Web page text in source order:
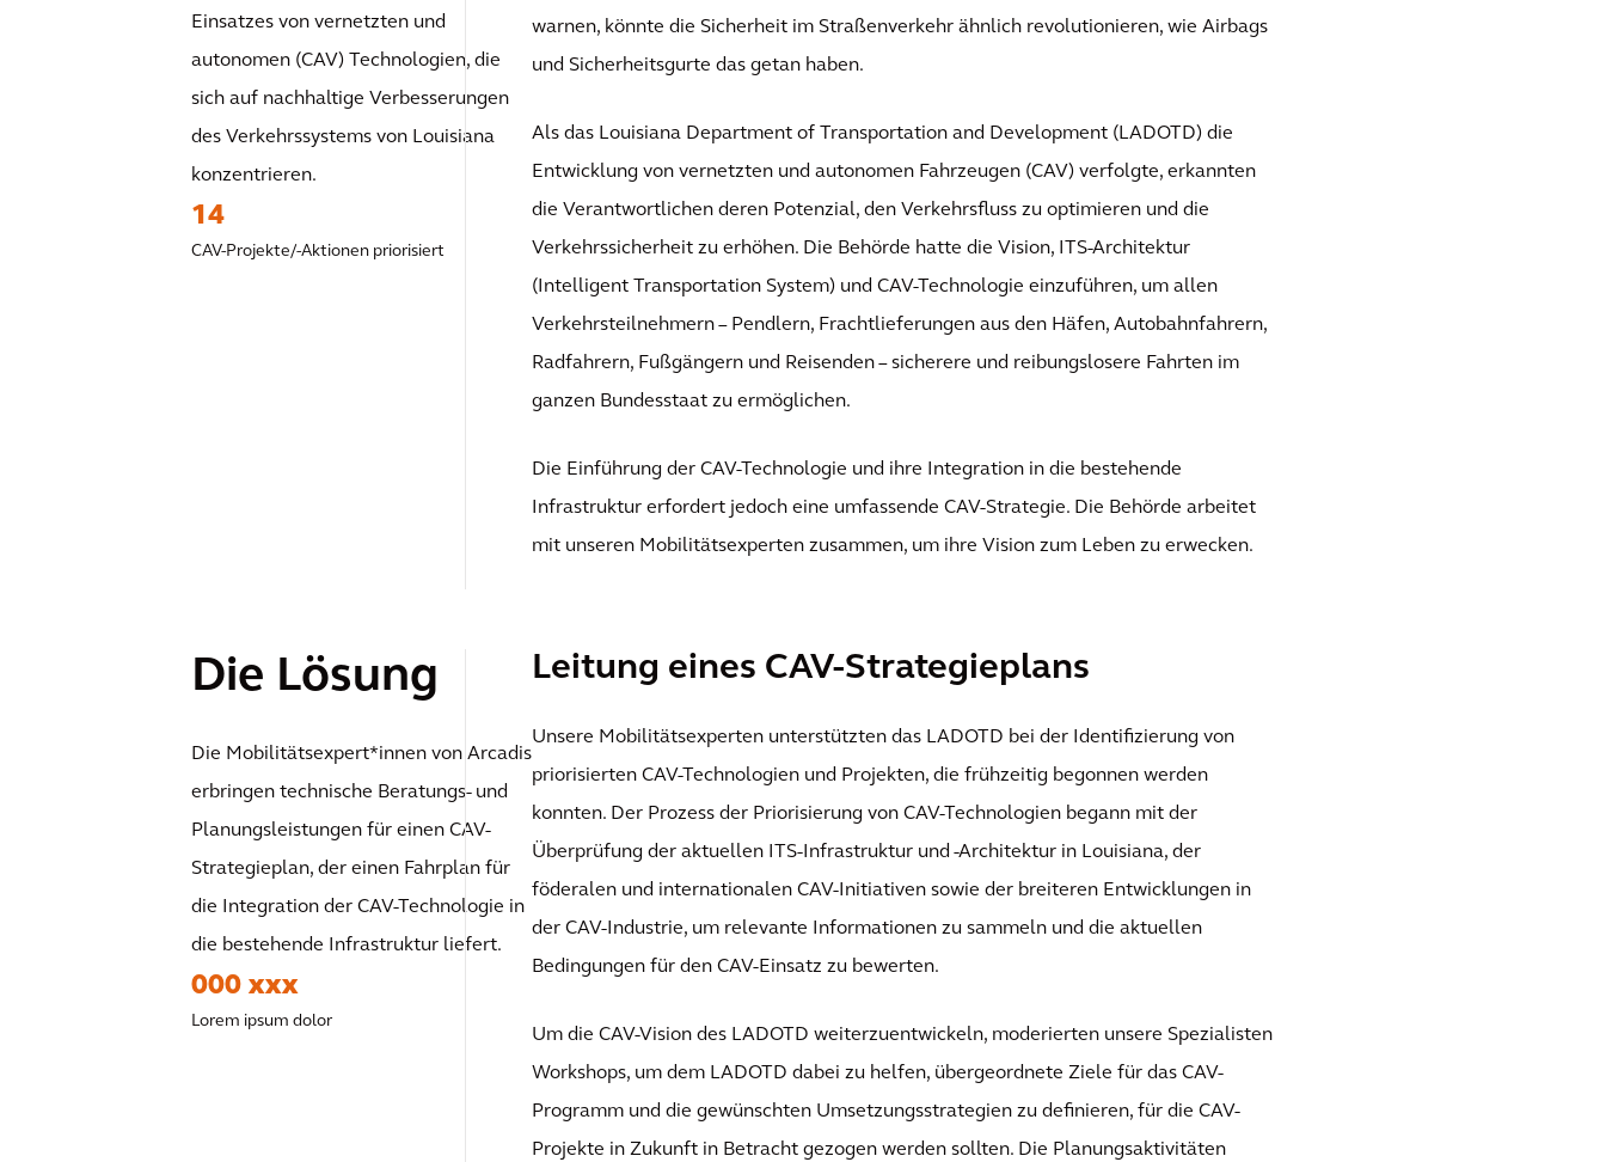
Einsatzes von vernetzten und
autonomen (CAV) Technologien, die
sich auf nachhaltige Verbesserungen
des Verkehrssystems von Louisiana
konzentrieren.
14
CAV-Projekte/-Aktionen priorisiert
warnen, könnte die Sicherheit im Straßenverkehr ähnlich revolutionieren, wie Airbags
und Sicherheitsgurte das getan haben.
Als das Louisiana Department of Transportation and Development (LADOTD) die
Entwicklung von vernetzten und autonomen Fahrzeugen (CAV) verfolgte, erkannten
die Verantwortlichen deren Potenzial, den Verkehrsfluss zu optimieren und die
Verkehrssicherheit zu erhöhen. Die Behörde hatte die Vision, ITS-Architektur
(Intelligent Transportation System) und CAV-Technologie einzuführen, um allen
Verkehrsteilnehmern – Pendlern, Frachtlieferungen aus den Häfen, Autobahnfahrern,
Radfahrern, Fußgängern und Reisenden – sicherere und reibungslosere Fahrten im
ganzen Bundesstaat zu ermöglichen.
Die Einführung der CAV-Technologie und ihre Integration in die bestehende
Infrastruktur erfordert jedoch eine umfassende CAV-Strategie. Die Behörde arbeitet
mit unseren Mobilitätsexperten zusammen, um ihre Vision zum Leben zu erwecken.
Die Lösung
Die Mobilitätsexpert*innen von Arcadis
erbringen technische Beratungs- und
Planungsleistungen für einen CAV-
Strategieplan, der einen Fahrplan für
die Integration der CAV-Technologie in
die bestehende Infrastruktur liefert.
000 xxx
Lorem ipsum dolor
Leitung eines CAV-Strategieplans
Unsere Mobilitätsexperten unterstützten das LADOTD bei der Identifizierung von
priorisierten CAV-Technologien und Projekten, die frühzeitig begonnen werden
konnten. Der Prozess der Priorisierung von CAV-Technologien begann mit der
Überprüfung der aktuellen ITS-Infrastruktur und -Architektur in Louisiana, der
föderalen und internationalen CAV-Initiativen sowie der breiteren Entwicklungen in
der CAV-Industrie, um relevante Informationen zu sammeln und die aktuellen
Bedingungen für den CAV-Einsatz zu bewerten.
Um die CAV-Vision des LADOTD weiterzuentwickeln, moderierten unsere Spezialisten
Workshops, um dem LADOTD dabei zu helfen, übergeordnete Ziele für das CAV-
Programm und die gewünschten Umsetzungsstrategien zu definieren, für die CAV-
Projekte in Zukunft in Betracht gezogen werden sollten. Die Planungsaktivitäten